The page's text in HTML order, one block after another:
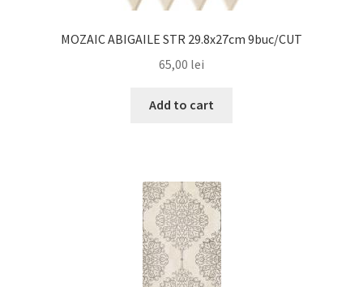
MOZAIC ABIGAILE STR 29.8x27cm 9buc/CUT
65,00 lei
Add to cart